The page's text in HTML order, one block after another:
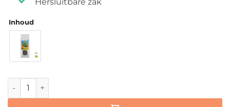
Inhoud
Biologisch Vogelvoer Zonnebloempitten aantal